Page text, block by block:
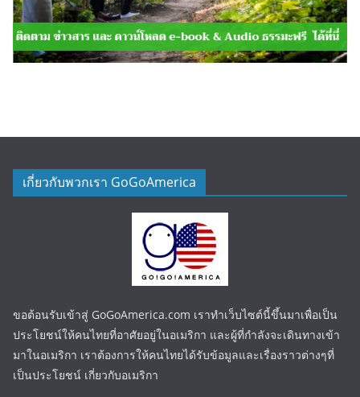
เกี่ยวกับพวกเรา GoGoAmerica
ขอต้อนรับเข้าสู่ GoGoAmerica.com เราทำเว็บไซต์นี้ขึ้นมาเพื่อเป็น
ประโยชน์ให้คนไทยที่อาศัยอยู่ในอเมริกา และผู้ที่กำลังจะเดินทางเข้า
มาในอเมริกา เราต้องการให้คนไทยได้รับข้อมูลและเรื่องราวต่างๆที่
เป็นประโยชน์ เกี่ยวกับอเมริกา